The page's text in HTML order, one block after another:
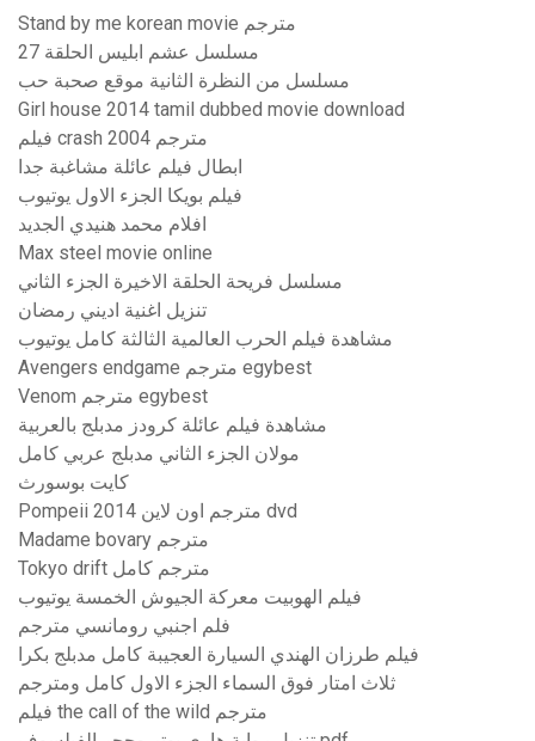
Stand by me korean movie مترجم
مسلسل عشم ابليس الحلقة 27
مسلسل من النظرة الثانية موقع صحبة حب
Girl house 2014 tamil dubbed movie download
فيلم crash 2004 مترجم
ابطال فيلم عائلة مشاغبة جدا
فيلم بويكا الجزء الاول يوتيوب
افلام محمد هنيدي الجديد
Max steel movie online
مسلسل فريحة الحلقة الاخيرة الجزء الثاني
تنزيل اغنية اديني رمضان
مشاهدة فيلم الحرب العالمية الثالثة كامل يوتيوب
Avengers endgame مترجم egybest
Venom مترجم egybest
مشاهدة فيلم عائلة كرودز مدبلج بالعربية
مولان الجزء الثاني مدبلج عربي كامل
كايت بوسورث
Pompeii 2014 مترجم اون لاين dvd
Madame bovary مترجم
Tokyo drift مترجم كامل
فيلم الهوبيت معركة الجيوش الخمسة يوتيوب
فلم اجنبي رومانسي مترجم
فيلم طرزان الهندي السيارة العجيبة كامل مدبلج بكرا
ثلاث امتار فوق السماء الجزء الاول كامل ومترجم
فيلم the call of the wild مترجم